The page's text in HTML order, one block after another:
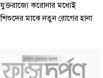
যুক্তরাজ্যে করোনার মধ্যেই
শিশুদের মাঝে নতুন রোগের হানা